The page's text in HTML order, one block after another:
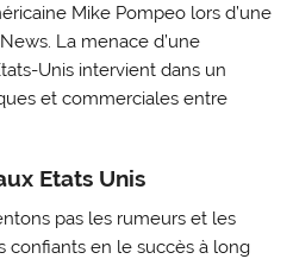
Mike Pompeo lors d’une
La menace d’une
Unis intervient dans un
et commerciales entre
Etats Unis
pas les rumeurs et les
confiants en le succès à long